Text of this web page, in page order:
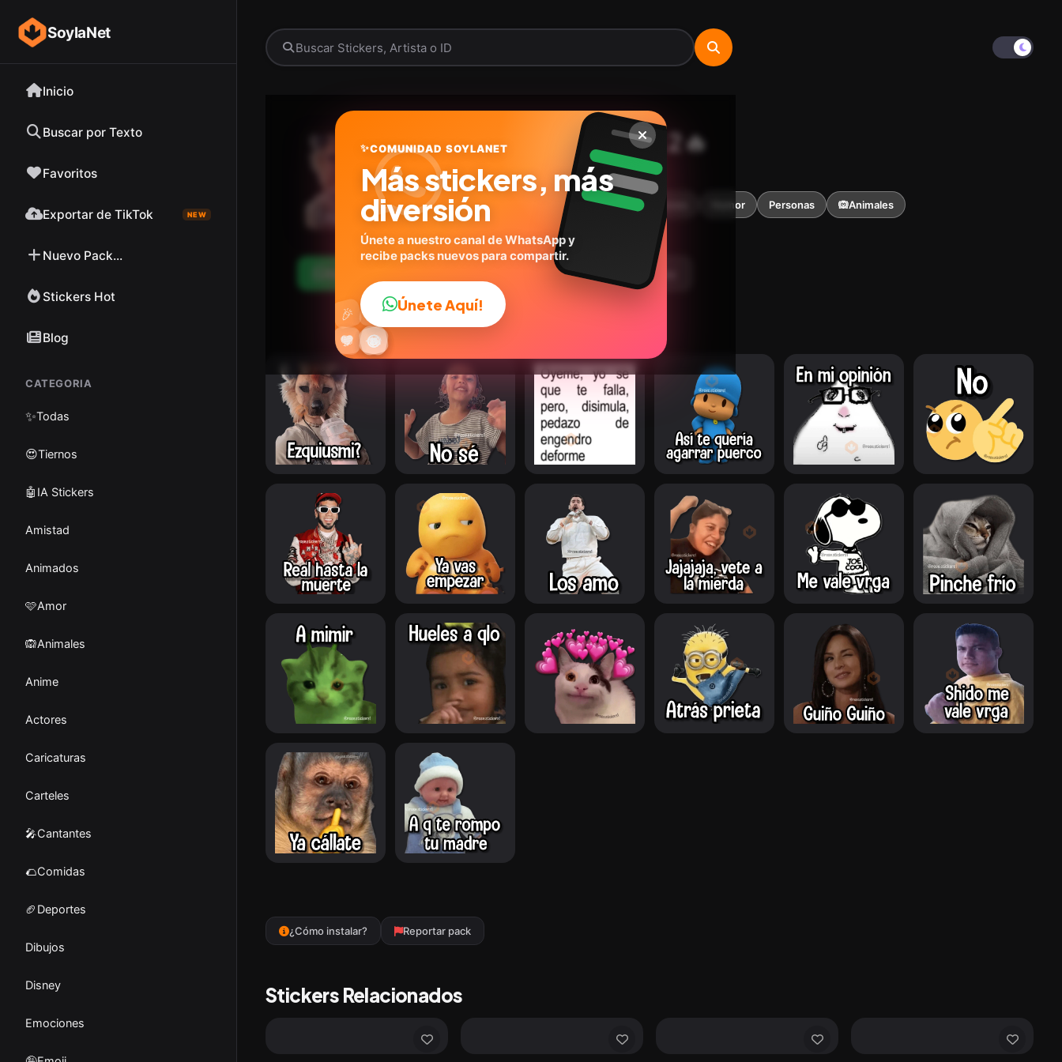
SoylaNet
Inicio
Buscar por Texto
Favoritos
Exportar de TikTok NEW
Nuevo Pack...
Stickers Hot
Blog
CATEGORIA
✨Todas
😍Tiernos
🤖IA Stickers
Amistad
Animados
🩷Amor
🙉Animales
Anime
Actores
Caricaturas
Carteles
🎤Cantantes
🌮Comidas
🏈Deportes
Dibujos
Disney
Emociones
Memes en Tendencia 2🔥
@ig_rose.stickers1 N7Y2E
20stickers 💬Frases Expresiones Humor Personas 🙉Animales
Agregar a favoritos
¿Cómo instalar? Reportar pack
Stickers Relacionados
😎
😂
🔥
💬
❤️ ✨
🤩
😜
🎉 👍
✨COMUNIDAD SOYLANET
Más stickers, más
diversión
Únete a nuestro canal de WhatsApp y
recibe packs nuevos para compartir.
Únete Aquí!